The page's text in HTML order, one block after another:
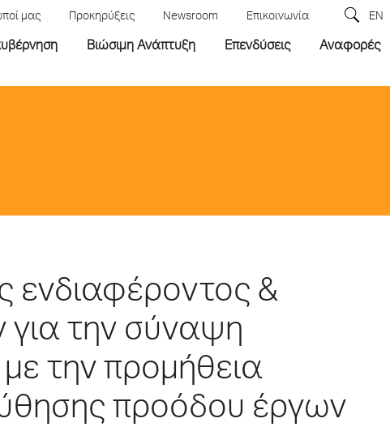
μας Προκηρύξεις Newsroom Επικοινωνία EN
Βιώσιμη Ανάπτυξη Επενδύσεις Αναφορές
ενδιαφέροντος &
την σύναψη
την προμήθεια
προόδου έργων